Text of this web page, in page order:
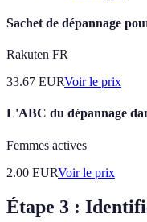
Sachet de dépannage
Rakuten FR
33.67 EURVoir le prix
L'ABC du dépannage
Femmes actives
2.00 EURVoir le prix
Étape 3 :